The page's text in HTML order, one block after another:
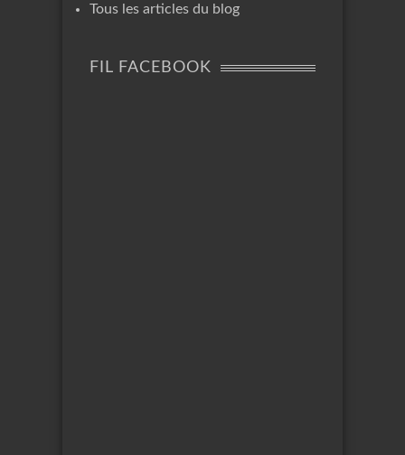
Tous les articles du blog
FIL FACEBOOK